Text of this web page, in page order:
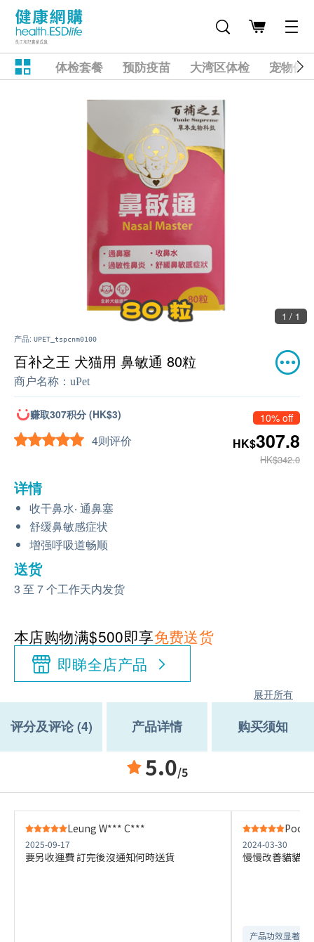
体检套餐 预防疫苗 大湾区体检 宠物健
1 / 1
产品: UPET_tspcnm0100
百补之王 犬猫用 鼻敏通 80粒
商户名称： uPet
赚取307积分 (HK$3)
4则评价
10% off
HK$307.8
HK$342.0
详情
收干鼻水‧ 通鼻塞
舒缓鼻敏感症状
增强呼吸道畅顺
送货
3 至 7 个工作天内发货
本店购物满$500即享免费送货
即睇全店产品
展开所有
评分及评论 (4) 产品详情 购买须知
5.0/5
Leung W*** C***
2025-09-17
要另收運費 訂完後沒通知何時送貨
Poon
2024-03-30
慢慢改善貓貓
产品功效显著